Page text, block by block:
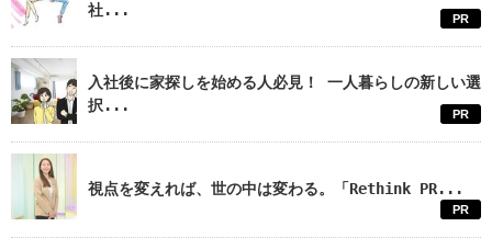
社...
PR
入社後に家探しを始める人必見！ 一人暮らしの新しい選
択...
PR
視点を変えれば、世の中は変わる。「Rethink PR...
PR